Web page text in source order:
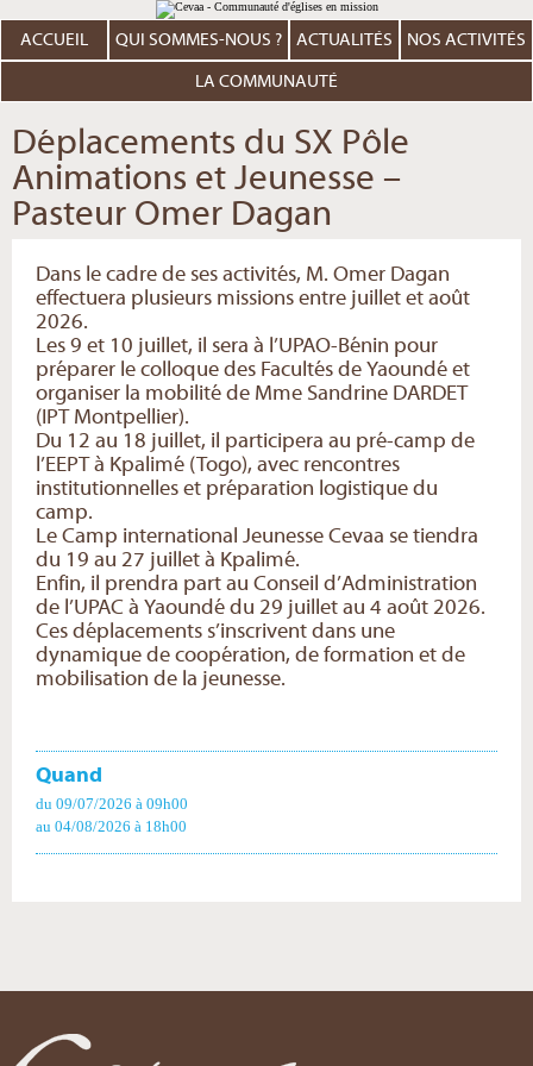
au
contenu.
Aller
personnels
ACCUEIL QUI SOMMES-NOUS ? ACTUALITÉS NOS ACTIVITÉS
LA COMMUNAUTÉ
Déplacements du SX Pôle
Animations et Jeunesse –
Pasteur Omer Dagan
Dans le cadre de ses activités, M. Omer Dagan
effectuera plusieurs missions entre juillet et août
2026.
Les 9 et 10 juillet, il sera à l’UPAO-Bénin pour
préparer le colloque des Facultés de Yaoundé et
organiser la mobilité de Mme Sandrine DARDET
(IPT Montpellier).
Du 12 au 18 juillet, il participera au pré-camp de
l’EEPT à Kpalimé (Togo), avec rencontres
institutionnelles et préparation logistique du
camp.
Le Camp international Jeunesse Cevaa se tiendra
du 19 au 27 juillet à Kpalimé.
Enfin, il prendra part au Conseil d’Administration
de l’UPAC à Yaoundé du 29 juillet au 4 août 2026.
Ces déplacements s’inscrivent dans une
dynamique de coopération, de formation et de
mobilisation de la jeunesse.
Quand
du 09/07/2026 à 09h00
au 04/08/2026 à 18h00
document